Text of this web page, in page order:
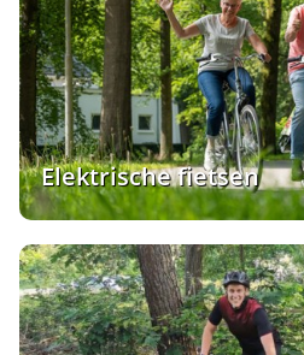
Elektrische fietsen